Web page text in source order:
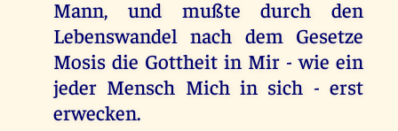
Mann, und mußte durch den
Lebenswandel nach dem Gesetze
Mosis die Gottheit in Mir - wie ein
jeder Mensch Mich in sich - erst
erwecken.